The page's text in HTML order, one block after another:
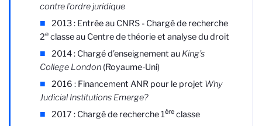
contre l’ordre juridique
2013 : Entrée au CNRS - Chargé de recherche
2e classe au Centre de théorie et analyse du droit
2014 : Chargé d’enseignement au King’s
College London (Royaume-Uni)
2016 : Financement ANR pour le projet Why
Judicial Institutions Emerge?
2017 : Chargé de recherche 1ère classe